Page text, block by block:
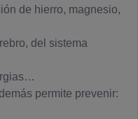
de hierro, magnesio,
del sistema
permite prevenir: